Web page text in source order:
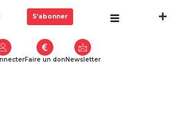
S’abonner
Faire un donNewsletter